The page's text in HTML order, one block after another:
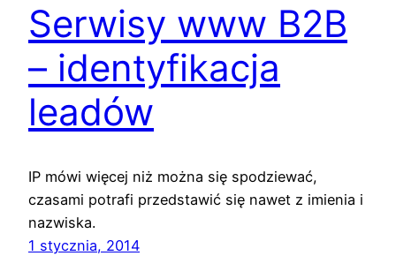
Serwisy www B2B
– identyfikacja
leadów
IP mówi więcej niż można się spodziewać,
czasami potrafi przedstawić się nawet z imienia i
nazwiska.
1 stycznia, 2014